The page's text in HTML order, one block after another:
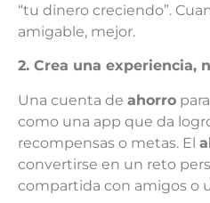
“tu dinero creciendo”.
amigable, mejor.
2. Crea una experiencia,
Una cuenta de ahorro
como una app que da
recompensas o metas. El
convertirse en un reto
compartida con amigos o